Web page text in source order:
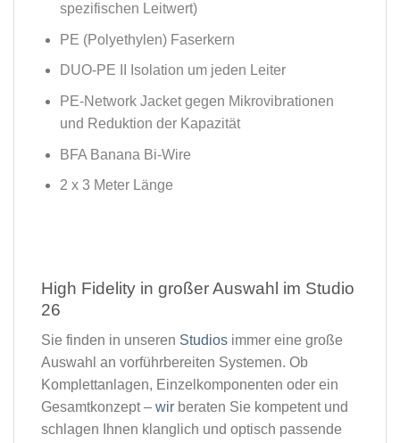
spezifischen Leitwert)
PE (Polyethylen) Faserkern
DUO-PE II Isolation um jeden Leiter
PE-Network Jacket gegen Mikrovibrationen
und Reduktion der Kapazität
BFA Banana Bi-Wire
2 x 3 Meter Länge
High Fidelity in großer Auswahl im Studio
26​
Sie finden in unseren Studios immer eine große
Auswahl an vorführbereiten Systemen. Ob
Komplettanlagen, Einzelkomponenten oder ein
Gesamtkonzept – wir beraten Sie kompetent und
schlagen Ihnen klanglich und optisch passende